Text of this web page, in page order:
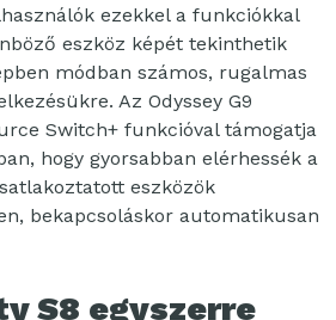
ezekkel a funkciókkal
eszköz képét tekinthetik
módban számos, rugalmas
Az Odyssey G9
Switch+ funkcióval támogatja
hogy gyorsabban elérhessék a
eszközök
bekapcsoláskor automatikusan
S8 egyszerre